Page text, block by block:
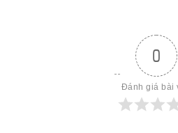
0
Đánh giá bài